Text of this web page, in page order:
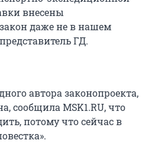
внесены
даже не в нашем
ГД.
автора законопроекта,
сообщила MSK1.RU, что
потому что сейчас в